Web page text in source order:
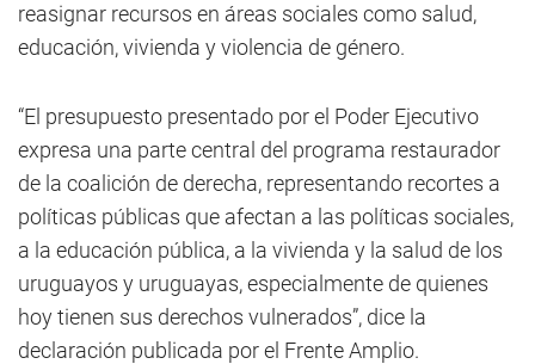
reasignar recursos en áreas sociales como salud,
educación, vivienda y violencia de género.
“El presupuesto presentado por el Poder Ejecutivo
expresa una parte central del programa restaurador
de la coalición de derecha, representando recortes a
políticas públicas que afectan a las políticas sociales,
a la educación pública, a la vivienda y la salud de los
uruguayos y uruguayas, especialmente de quienes
hoy tienen sus derechos vulnerados”, dice la
declaración publicada por el Frente Amplio.